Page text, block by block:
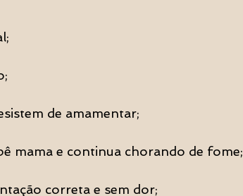
de amamentar;
mama e continua chorando de fome;
correta e sem dor;